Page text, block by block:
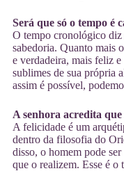
Será que só o tempo é
O tempo cronológico diz
sabedoria. Quanto mais
e verdadeira, mais feliz
sublimes de sua própria
assim é possível,
A senhora acredita
A felicidade é um
dentro da filosofia do
disso, o homem pode
que o realizem. Esse é